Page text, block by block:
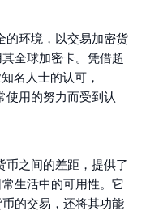
环境，以交易加密货
全球加密卡。凭借超
名人士的认可，
用的努力而受到认
之间的差距，提供了
生活中的可用性。它
的交易，还将其功能